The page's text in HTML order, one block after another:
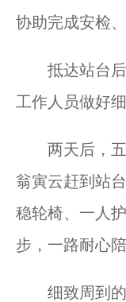
协助完成安检
抵达站台后
工作人员做好
两天后，五
翁寅云赶到站
稳轮椅、一人
步，一路耐心
细致周到的